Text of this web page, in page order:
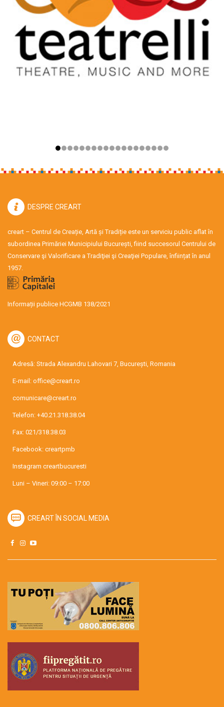
DESPRE CREART
creart – Centrul de Creație, Artă și Tradiție este un serviciu public aflat în
subordinea Primăriei Municipiului București, fiind succesorul Centrului de
Conservare şi Valorificare a Tradiţiei şi Creaţiei Populare, înființat în anul
1957.
Informații publice HCGMB 138/2021
CONTACT
Adresă: Strada Alexandru Lahovari 7, București, Romania
E-mail: office@creart.ro
comunicare@creart.ro
Telefon: +40.21.318.38.04
Fax: 021/318.38.03
Facebook: creartpmb
Instagram creartbucuresti
Luni – Vineri: 09:00 – 17:00
CREART ÎN SOCIAL MEDIA